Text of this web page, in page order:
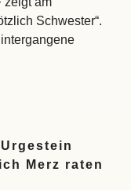
Schwester“.
Merz raten